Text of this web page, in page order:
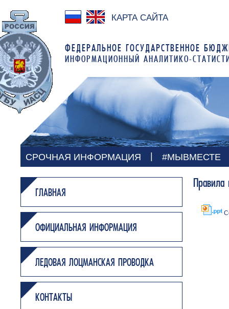
КАРТА САЙТА
ФЕДЕРАЛЬНОЕ ГОСУДАРСТВЕННОЕ
ИНФОРМАЦИОННЫЙ АНАЛИТИКО-
СРОЧНАЯ ИНФОРМАЦИЯ #МЫВМЕСТЕ
ГЛАВНАЯ
ОФИЦИАЛЬНАЯ ИНФОРМАЦИЯ
ЛЕДОВАЯ ЛОЦМАНСКАЯ ПРОВОДКА
КОНТАКТЫ
Правила